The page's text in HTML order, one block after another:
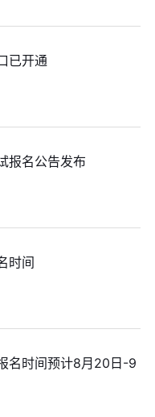
已开通
报名公告发布
时间
名时间预计8月20日-9